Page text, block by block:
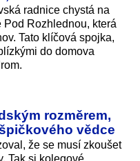
radnice chystá na
Pod Rozhlednou, která
Tato klíčová spojka,
do domova
rozměrem,
vědce
že se musí zkoušet